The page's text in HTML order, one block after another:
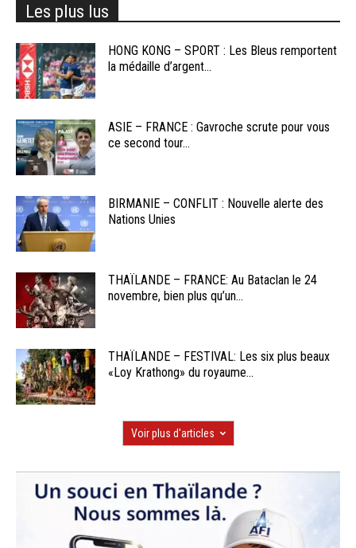
Les plus lus
HONG KONG – SPORT : Les Bleus remportent
la médaille d’argent...
ASIE – FRANCE : Gavroche scrute pour vous
ce second tour...
BIRMANIE – CONFLIT : Nouvelle alerte des
Nations Unies
THAÏLANDE – FRANCE: Au Bataclan le 24
novembre, bien plus qu’un...
THAÏLANDE – FESTIVAL: Les six plus beaux
«Loy Krathong» du royaume...
Voir plus d'articles